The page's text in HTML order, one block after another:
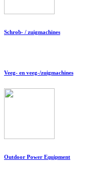
Schrob- / zuigmachines
Veeg- en veeg-/zuigmachines
Outdoor Power Equipment